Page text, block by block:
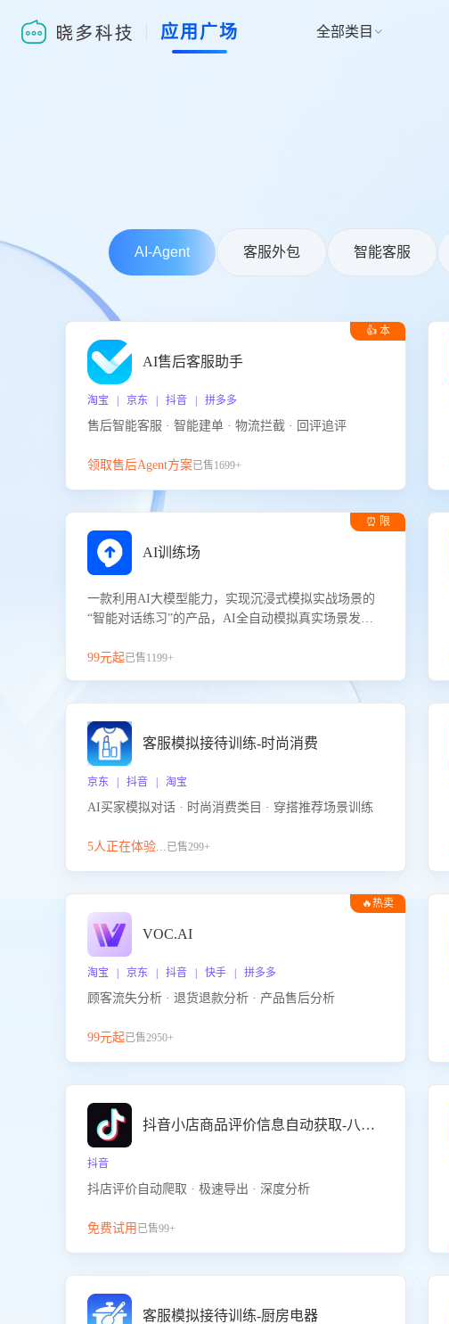
应用广场 全部类目 
AI-Agent 客服外包 智能客服
👍 本
AI售后客服助手
淘宝 | 京东 | 抖音 | 拼多多
售后智能客服 · 智能建单 · 物流拦截 · 回评追评
领取售后Agent方案已售1699+
⏰ 限
AI训练场
一款利用AI大模型能力，实现沉浸式模拟实战场景的
“智能对话练习”的产品，AI全自动模拟真实场景发生
提升客服团队的销服能力。
99元起已售1199+
客服模拟接待训练-时尚消费
京东 | 抖音 | 淘宝
AI买家模拟对话 · 时尚消费类目 · 穿搭推荐场景训练
5人正在体验...已售299+
🔥热卖
VOC.AI
淘宝 | 京东 | 抖音 | 快手 | 拼多多
顾客流失分析 · 退货退款分析 · 产品售后分析
99元起已售2950+
抖音小店商品评价信息自动获取-八爪鱼
抖音
抖店评价自动爬取 · 极速导出 · 深度分析
免费试用 已售99+
客服模拟接待训练-厨房电器